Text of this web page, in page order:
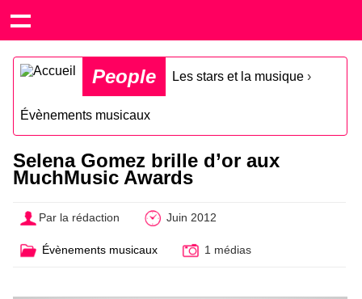
People Les stars et la musique ›
Évènements musicaux
Selena Gomez brille d’or aux
MuchMusic Awards
Par la rédaction Juin 2012
Évènements musicaux 1 médias